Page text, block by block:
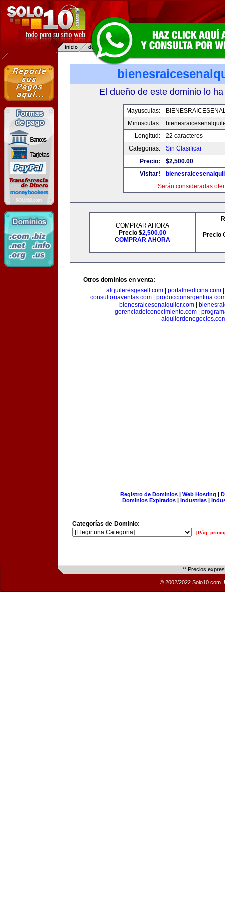
El dueño de este dominio lo
Mayusculas:
Minusculas:
Longitud:
22 caracteres
Categorias:
Sin Clasificar
Precio:
$2,500.00
Visitar!
Serán consideradas
COMPRAR AHORA
Precio $2,500.00
COMPRAR AHORA
Precio
Otros dominios en venta:
alquileresgesell.com| portalmedicina.com
consultoriaventas.com|
bienesraicesenalquiler.com|
gerenciadelconocimiento.com
Registro de Dominios| Web Hosting |
Dominios Expirados | Industrias |
Categorías de Dominio:
[Pág.
** Precios
© 2002/2022 Solo10.com